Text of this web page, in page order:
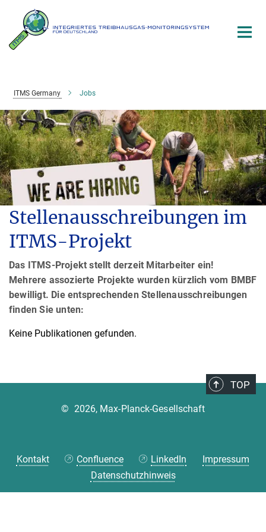
Hauptinhalt
ITMS Germany Jobs
Stellenausschreibungen im
ITMS-Projekt
Das ITMS-Projekt stellt derzeit Mitarbeiter ein!
Mehrere assozierte Projekte wurden kürzlich vom BMBF
bewilligt. Die entsprechenden Stellenausschreibungen
finden Sie unten:
Keine Publikationen gefunden.
TOP
Kontakt Confluence LinkedIn
Impressum
Datenschutzhinweis
© 2026, Max-Planck-Gesellschaft